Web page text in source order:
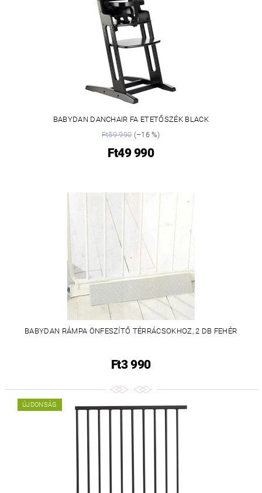
BABYDAN DANCHAIR FA ETETŐSZÉK BLACK
Ft59 990(–16 %)
Ft49 990
BABYDAN RÁMPA ÖNFESZÍTŐ TÉRRÁCSOKHOZ, 2 DB FEHÉR
Ft3 990
ÚJDONSÁG